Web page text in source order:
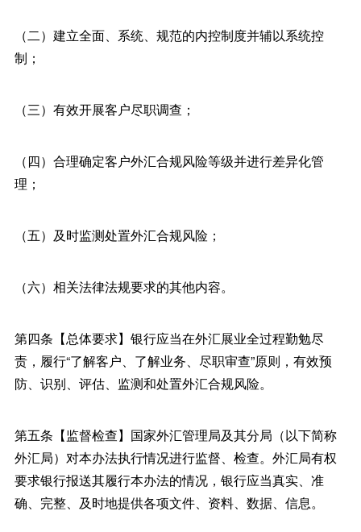
（二）建立全面、系统、规范的内控制度并辅以系统控
制；
（三）有效开展客户尽职调查；
（四）合理确定客户外汇合规风险等级并进行差异化管
理；
（五）及时监测处置外汇合规风险；
（六）相关法律法规要求的其他内容。
第四条【总体要求】银行应当在外汇展业全过程勤勉尽
责，履行“了解客户、了解业务、尽职审查”原则，有效预
防、识别、评估、监测和处置外汇合规风险。
第五条【监督检查】国家外汇管理局及其分局（以下简称
外汇局）对本办法执行情况进行监督、检查。外汇局有权
要求银行报送其履行本办法的情况，银行应当真实、准
确、完整、及时地提供各项文件、资料、数据、信息。